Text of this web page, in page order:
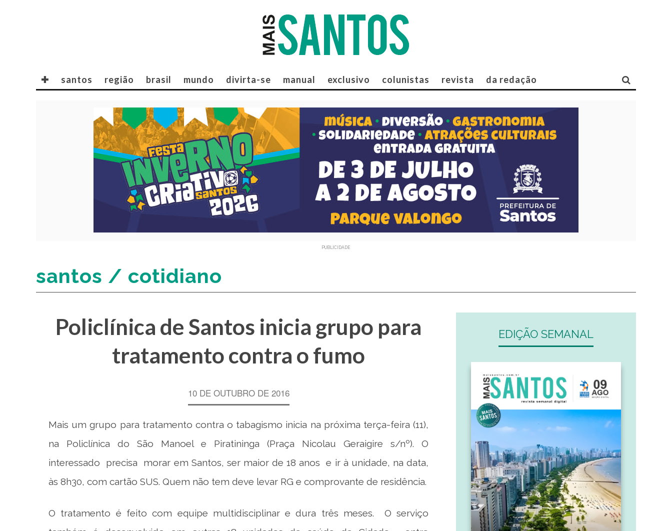
✚ santos região brasil mundo divirta-se manual exclusivo colunistas revista da redação
PUBLICIDADE
santos / cotidiano
Policlínica de Santos inicia grupo para
tratamento contra o fumo
10 DE OUTUBRO DE 2016
Mais um grupo para tratamento contra o tabagismo inicia na próxima terça-feira (11),
na Policlínica do São Manoel e Piratininga (Praça Nicolau Geraigire s/nº). O
interessado precisa morar em Santos, ser maior de 18 anos e ir à unidade, na data,
às 8h30, com cartão SUS. Quem não tem deve levar RG e comprovante de residência.
O tratamento é feito com equipe multidisciplinar e dura três meses. O serviço
EDIÇÃO SEMANAL